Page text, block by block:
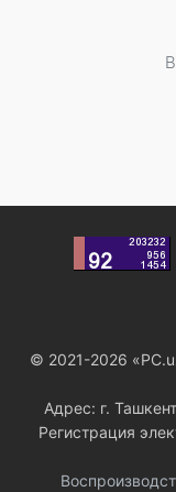
© 2021-2026
Адрес: г.
Регистрация